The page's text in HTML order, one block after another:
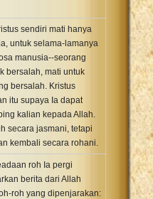
sendiri mati hanya
untuk selama-lamanya
manusia--seorang
bersalah, mati untuk
bersalah. Kristus
itu supaya Ia dapat
kalian kepada Allah.
secara jasmani, tetapi
kembali secara rohani.
roh Ia pergi
berita dari Allah
roh yang dipenjarakan: